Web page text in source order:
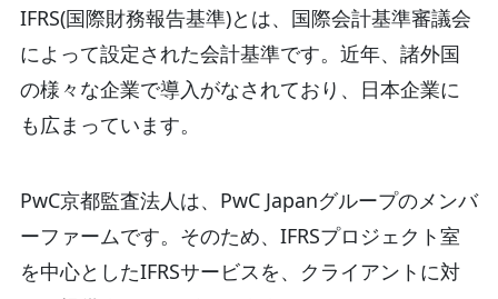
IFRS(国際財務報告基準)とは、国際会計基準審議会
によって設定された会計基準です。近年、諸外国
の様々な企業で導入がなされており、日本企業に
も広まっています。
PwC京都監査法人は、PwC Japanグループのメンバ
ーファームです。そのため、IFRSプロジェクト室
を中心としたIFRSサービスを、クライアントに対